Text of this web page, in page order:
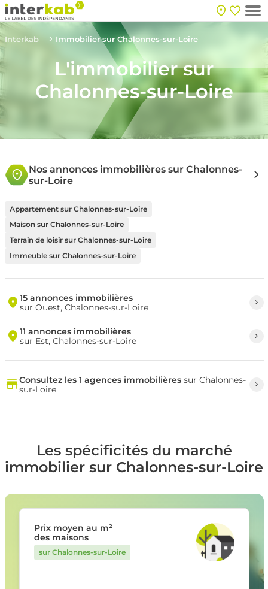
Interkab Immobilier sur Chalonnes-sur-Loire
L'immobilier sur
Chalonnes-sur-Loire
Nos annonces immobilières sur Chalonnes-
sur-Loire
Appartement sur Chalonnes-sur-Loire
Maison sur Chalonnes-sur-Loire
Terrain de loisir sur Chalonnes-sur-Loire
Immeuble sur Chalonnes-sur-Loire
15 annonces immobilières
sur Ouest, Chalonnes-sur-Loire
11 annonces immobilières
sur Est, Chalonnes-sur-Loire
Consultez les 1 agences immobilièressur Chalonnes-
sur-Loire
Les spécificités du marché
immobilier sur Chalonnes-sur-Loire
Prix moyen au m²
des maisons
sur Chalonnes-sur-Loire